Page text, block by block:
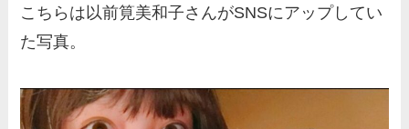
こちらは以前筧美和子さんがSNSにアップしてい
た写真。